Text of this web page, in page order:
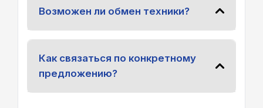
Возможен ли обмен техники?
Как связаться по конкретному
предложению?